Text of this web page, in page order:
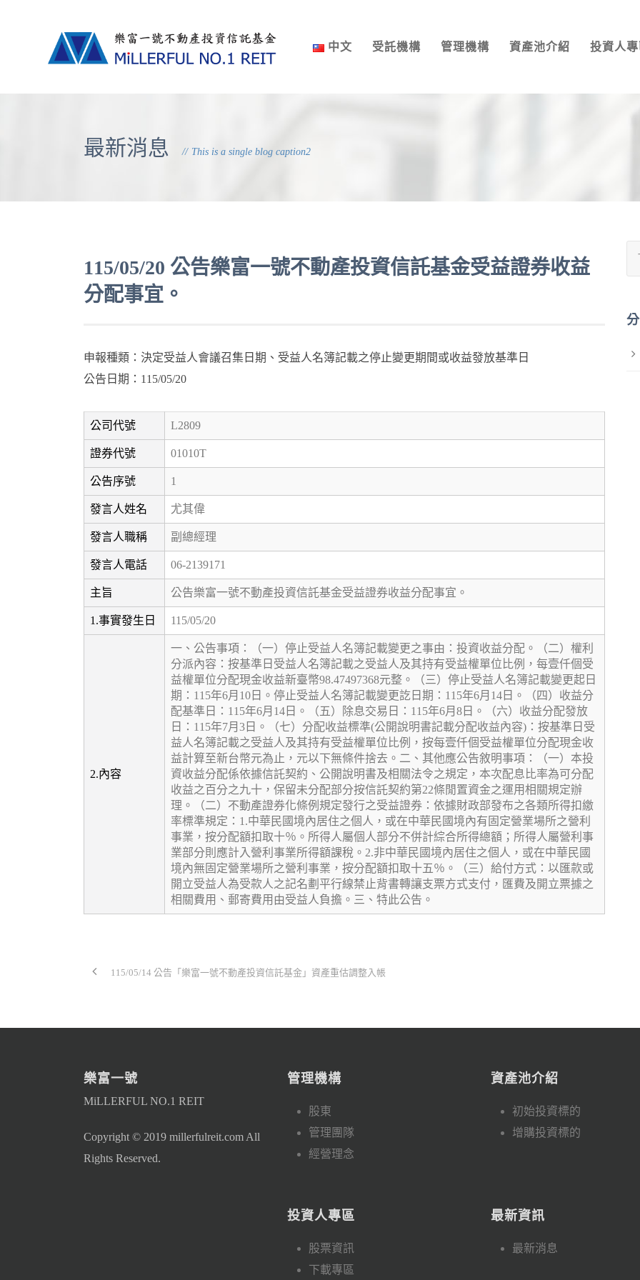
中文 受託機構 管理機構 資產池介紹 投資人
最新消息 This is a single blog caption2
115/05/20 公告樂富一號不動產投資信託基金受益證券收益
分配事宜。
申報種類：決定受益人會議召集日期、受益人名簿記載之停止變更期間或收益發放基準日
公告日期：115/05/20
公司代號 L2809
證券代號 01010T
公告序號 1
發言人姓名 尤其偉
發言人職稱 副總經理
發言人電話 06-2139171
主旨 公告樂富一號不動產投資信託基金受益證券收益分配事宜。
1.事實發生日 115/05/20
2.內容
一、公告事項：（一）停止受益人名簿記載變更之事由：投資收益分配。（二）權利
分派內容：按基準日受益人名簿記載之受益人及其持有受益權單位比例，每壹仟個受
益權單位分配現金收益新臺幣98.47497368元整。（三）停止受益人名簿記載變更起日
期：115年6月10日。停止受益人名簿記載變更訖日期：115年6月14日。（四）收益分
配基準日：115年6月14日。（五）除息交易日：115年6月8日。（六）收益分配發放
日：115年7月3日。（七）分配收益標準(公開說明書記載分配收益內容)：按基準日受
益人名簿記載之受益人及其持有受益權單位比例，按每壹仟個受益權單位分配現金收
益計算至新台幣元為止，元以下無條件捨去。二、其他應公告敘明事項：（一）本投
資收益分配係依據信託契約、公開說明書及相關法令之規定，本次配息比率為可分配
收益之百分之九十，保留未分配部分按信託契約第22條閒置資金之運用相關規定辦
理。（二）不動產證券化條例規定發行之受益證券：依據財政部發布之各類所得扣繳
率標準規定：1.中華民國境內居住之個人，或在中華民國境內有固定營業場所之營利
事業，按分配額扣取十％。所得人屬個人部分不併計綜合所得總額；所得人屬營利事
業部分則應計入營利事業所得額課稅。2.非中華民國境內居住之個人，或在中華民國
境內無固定營業場所之營利事業，按分配額扣取十五％。（三）給付方式：以匯款或
開立受益人為受款人之記名劃平行線禁止背書轉讓支票方式支付，匯費及開立票據之
相關費用、郵寄費用由受益人負擔。三、特此公告。
115/05/14 公告「樂富一號不動產投資信託基金」資產重估調整入帳
樂富一號
MiLLERFUL NO.1 REIT
Copyright © 2019 millerfulreit.com All
Rights Reserved.
管理機構
股東
管理團隊
經營理念
投資人專區
股票資訊
下載專區
資產池介紹
初始投資標的
增購投資標的
最新資訊
最新消息